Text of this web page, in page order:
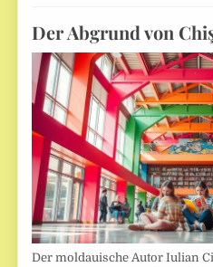
Der Abgrund von
Der moldauische Autor Iulian